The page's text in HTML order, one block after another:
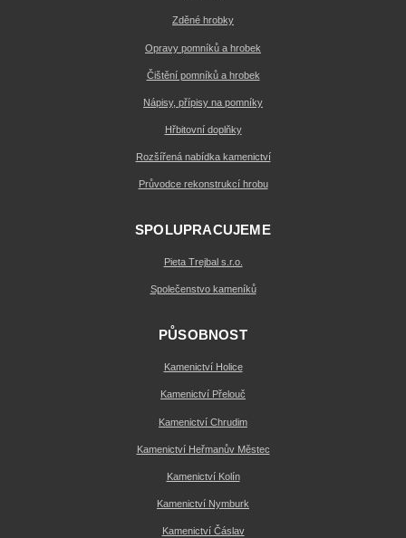
Zděné hrobky
Opravy pomníků a hrobek
Čištění pomníků a hrobek
Nápisy, přípisy na pomníky
Hřbitovní doplňky
Rozšířená nabídka kamenictví
Průvodce rekonstrukcí hrobu
SPOLUPRACUJEME
Pieta Trejbal s.r.o.
Společenstvo kameníků
PŮSOBNOST
Kamenictví Holice
Kamenictví Přelouč
Kamenictví Chrudim
Kamenictví Heřmanův Městec
Kamenictví Kolín
Kamenictví Nymburk
Kamenictví Čáslav